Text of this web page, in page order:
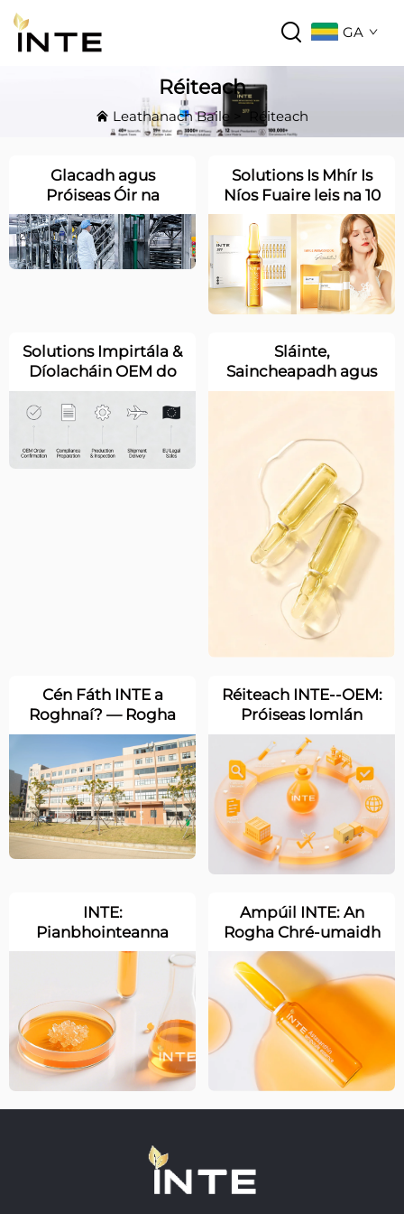
GA
Réiteach
Leathanach Baile >Réiteach
Glacadh agus
Próiseas Óir na
hAontachta um
Teastas CPNP &
Treoracha
Comhlíonachta
Solutions Is Mhír Is
Níos Fuaire leis na 10
Ingreadiunt Is
Coitianta in Eorpa
agus Meiriceá
Thuaidh
Solutions Impirtála &
Díolacháin OEM do
Chraiceann-úsáid in
AE agus an Ríocht
Aontaithe
Sláinte,
Saincheapadh agus
Comhlacht: Cén fáth
Domhanda INTE
Ampoules
Cén Fáth INTE a
Roghnaí? — Rogha
Oidhrithe do
Chuidrithe Eolaíochta
Réiteach INTE--OEM:
Próiseas Iomlán
Ghairmiúil, Ag
Cumhachtú
Brandanna chun
Tionscail Éifeachtach
a Sheoladh
INTE:
Pianbhointeanna
Oibre Inmheasctha –
Comhpháirtíocht le
Soláthraitheoirí
Reatha Domhanda
chun Bunaithe
Soladach a Thógáil
do Chaidhmhacht an
Táirge
Ampúil INTE: An
Rogha Chré-umaidh
le Caighdeáin Leighis